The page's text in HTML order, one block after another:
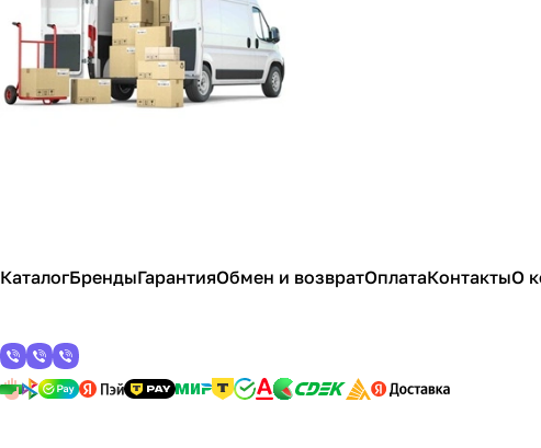
КаталогБрендыГарантияОбмен и возвратОплатаКонтактыО